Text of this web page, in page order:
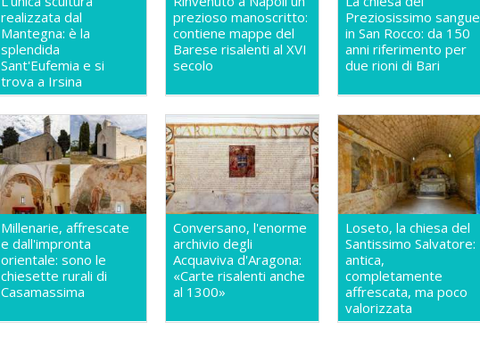
realizzata dal
Mantegna: è la
splendida
Sant'Eufemia e si
trova a Irsina
prezioso manoscritto:
contiene mappe del
Barese risalenti al XVI
secolo
Preziosissimo sangue
in San Rocco: da 150
anni riferimento per
due rioni di Bari
Millenarie, affrescate
e dall'impronta
orientale: sono le
chiesette rurali di
Casamassima
Conversano, l'enorme
archivio degli
Acquaviva d'Aragona:
«Carte risalenti anche
al 1300»
Loseto, la chiesa del
Santissimo Salvatore:
antica,
completamente
affrescata, ma poco
valorizzata